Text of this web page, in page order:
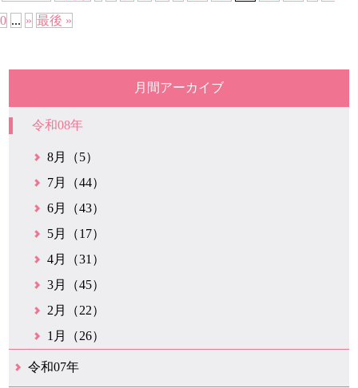
0 ... » 最後 »
月間アーカイブ
令和08年
8月（5）
7月（44）
6月（43）
5月（17）
4月（31）
3月（45）
2月（22）
1月（26）
令和07年